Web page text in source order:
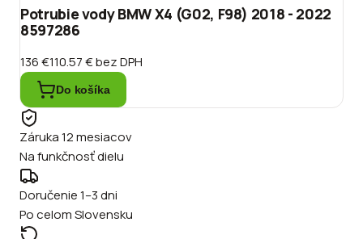
Potrubie vody BMW X4 (G02, F98) 2018 - 2022
8597286
136 €110.57 €bez DPH
Do košíka
Záruka 12 mesiacov
Na funkčnosť dielu
Doručenie 1–3 dni
Po celom Slovensku